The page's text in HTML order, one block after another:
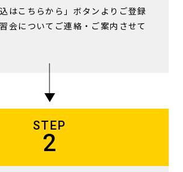
はこちらから」ボタンよりご登録
会についてご連絡・ご案内させて
STEP
2